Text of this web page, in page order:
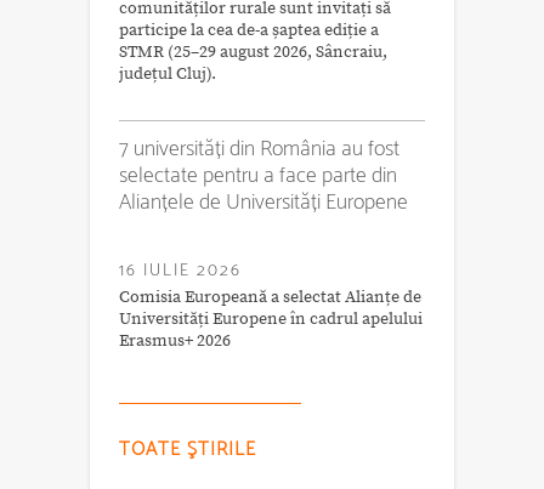
comunităților rurale sunt invitați să
participe la cea de-a șaptea ediție a
STMR (25–29 august 2026, Sâncraiu,
județul Cluj).
7 universități din România au fost
selectate pentru a face parte din
Alianțele de Universități Europene
16 IULIE 2026
Comisia Europeană a selectat Alianțe de
Universități Europene în cadrul apelului
Erasmus+ 2026
TOATE ŞTIRILE